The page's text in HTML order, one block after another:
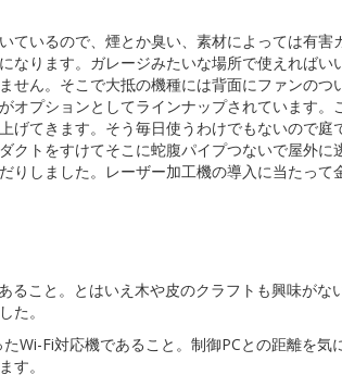
ているので、煙とか臭い、素材によっては有害
なります。ガレージみたいな場所で使えればい
せん。そこで大抵の機種には背面にファンのつ
オプションとしてラインナップされています。
げてきます。そう毎日使うわけでもないので庭
クトをすけてそこに蛇腹パイプつないで屋外に
りしました。レーザー加工機の導入に当たって
ること。とはいえ木や皮のクラフトも興味がな
た。
Wi-Fi対応機であること。制御PCとの距離を気
す。